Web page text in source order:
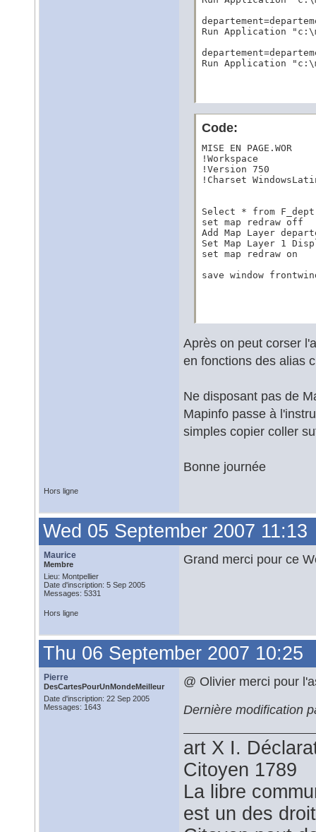
Run Application
Run Application
Code:
MISE EN PAGE.WOR
!Workspace
!Version 750
!Charset
Select * from F_dept
set map redraw off
Add Map Layer
Set Map Layer 1
set map redraw on
save window
Après on peut corser
en fonctions des alias
Ne disposant pas de
Mapinfo passe à
simples copier coller
Bonne journée
Hors ligne
Wed 05 September 2007 11:13
Maurice
Membre
Lieu: Montpellier
Date d'inscription: 5 Sep 2005
Messages: 5331
Grand merci pour ce
Hors ligne
Thu 06 September 2007 10:25
Pierre
DesCartesPourUnMondeMeilleur
Date d'inscription: 22 Sep 2005
Messages: 1643
@ Olivier merci pour
Dernière modification
art X I.
Citoyen 1789
La libre
est un des